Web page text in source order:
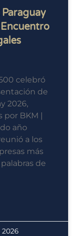
celebró
de
2026,
por BKM |
año
a los
más
de